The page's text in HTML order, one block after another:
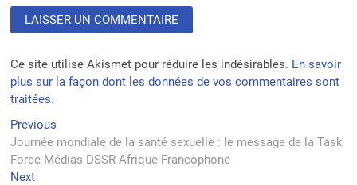
Ce site utilise Akismet pour réduire les indésirables. En savoir
plus sur la façon dont les données de vos commentaires sont
traitées.
Navigation
de
l’article
Previous
post:
Journée mondiale de la santé sexuelle : le message de la Task
Force Médias DSSR Afrique Francophone
NextNext